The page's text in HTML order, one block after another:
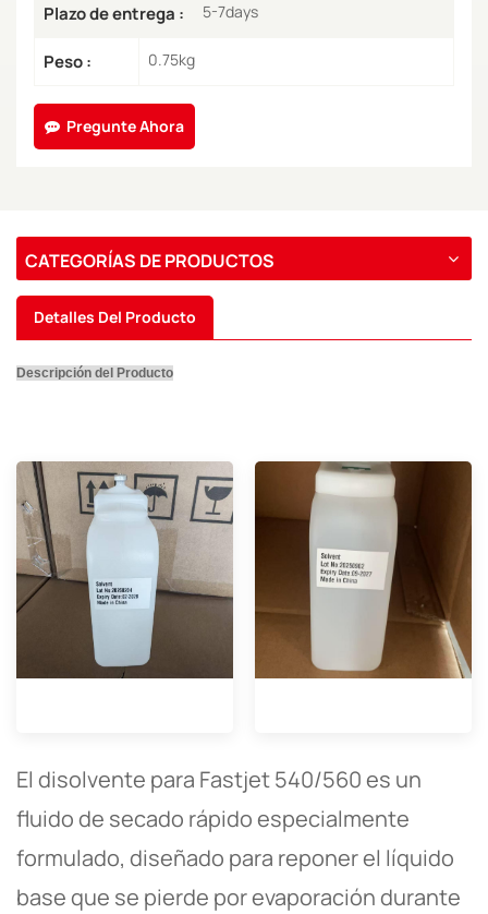
Plazo de entrega : 5-7days
Peso : 0.75kg
Pregunte Ahora
CATEGORÍAS DE PRODUCTOS
Detalles Del Producto
Descripción del Producto
El disolvente para Fastjet 540/560 es un
fluido de secado rápido especialmente
formulado, diseñado para reponer el líquido
base que se pierde por evaporación durante